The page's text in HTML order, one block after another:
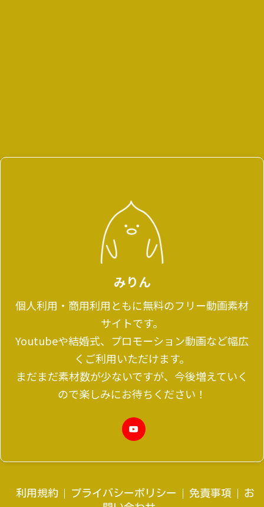
みりん
個人利用・商用利用ともに無料のフリー動画素材
サイトです。
Youtubeや結婚式、プロモーション動画など幅広
くご利用いただけます。
まだまだ素材数が少ないですが、今後増えていく
ので楽しみにお待ちください！
利用規約 プライバシーポリシー 免責事項
お